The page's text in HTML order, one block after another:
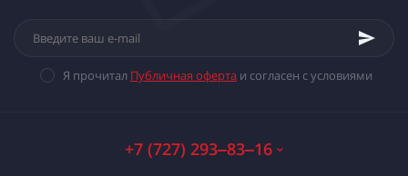
Я прочитал Публичная оферта и согласен с условиями
+7 (727) 293‒83‒16